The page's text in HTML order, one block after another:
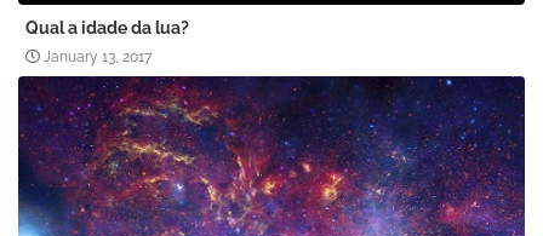
Qual a idade da lua?
January 13, 2017